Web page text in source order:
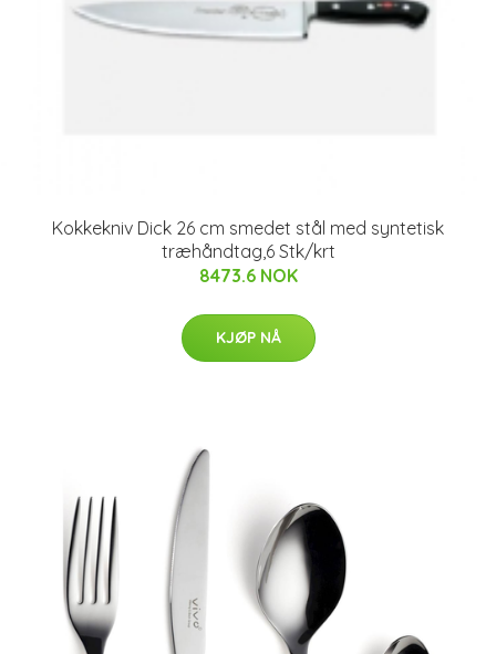
Kokkekniv Dick 26 cm smedet stål med syntetisk
træhåndtag,6 Stk/krt
8473.6 NOK
KJØP NÅ